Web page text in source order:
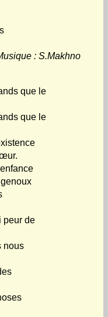
: S.Makhno
que le
que le
peur de
nous